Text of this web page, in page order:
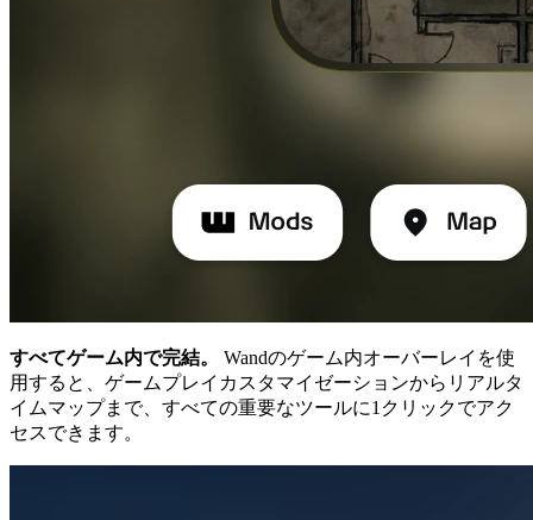
すべてゲーム内で完結。
Wandのゲーム内オーバーレイを使
用すると、ゲームプレイカスタマイゼーションからリアルタ
イムマップまで、すべての重要なツールに1クリックでアク
セスできます。